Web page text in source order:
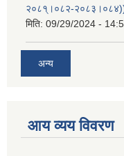
२०८१्।०८२-
मिति: 09/29/2024 -
अन्य
आय व्यय विवरण